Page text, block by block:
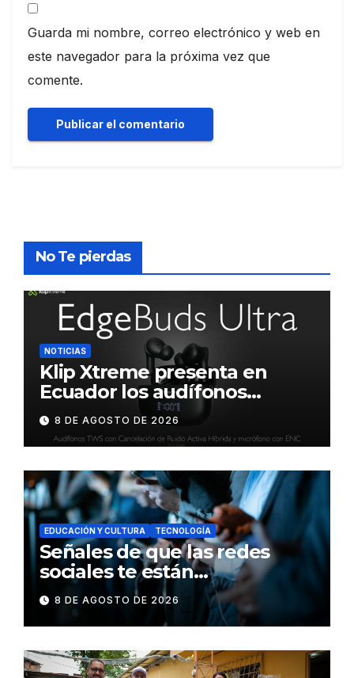
Guarda mi nombre, correo electrónico y web en
este navegador para la próxima vez que
comente.
No Te pierdas
NOTICIAS
Klip Xtreme presenta en
Ecuador los audífonos
DynaBuds con sonido
inteligente y control táctil
8 DE AGOSTO DE 2026
EDUCACIÓN Y CULTURA TECNOLOGÍA
Señales de que las redes
sociales te están
consumiendo
8 DE AGOSTO DE 2026